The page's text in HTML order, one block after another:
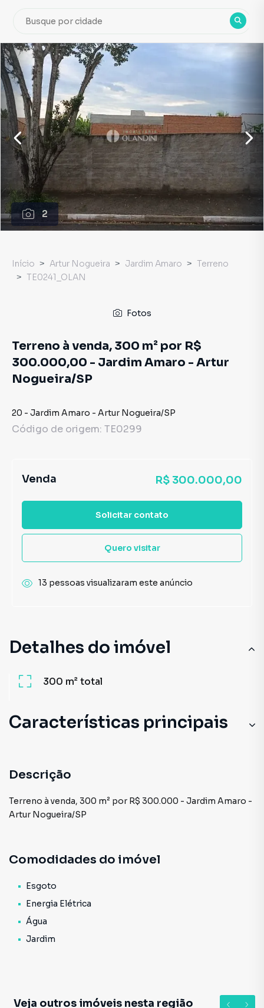
2
Detalhes do imóvel
300 m²total
Características principais
Descrição
Terreno à venda, 300 m² por R$ 300.000 - Jardim Amaro -
Artur Nogueira/SP
Comodidades do imóvel
Esgoto
Energia Elétrica
Água
Jardim
Veja outros imóveis nesta região
Início Artur Nogueira Jardim Amaro
Terreno
TE0241_OLAN
Fotos
Terreno à venda, 300 m² por R$
300.000,00 - Jardim Amaro - Artur
Nogueira/SP
20 - Jardim Amaro - Artur Nogueira/SP
Código de origem: TE0299
Venda R$ 300.000,00
Solicitar contato
Quero visitar
13 pessoas visualizaram este anúncio